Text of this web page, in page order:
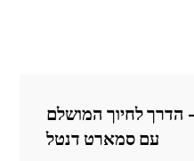
הדרך לחיוך המושלם
עם סמארט דנטל